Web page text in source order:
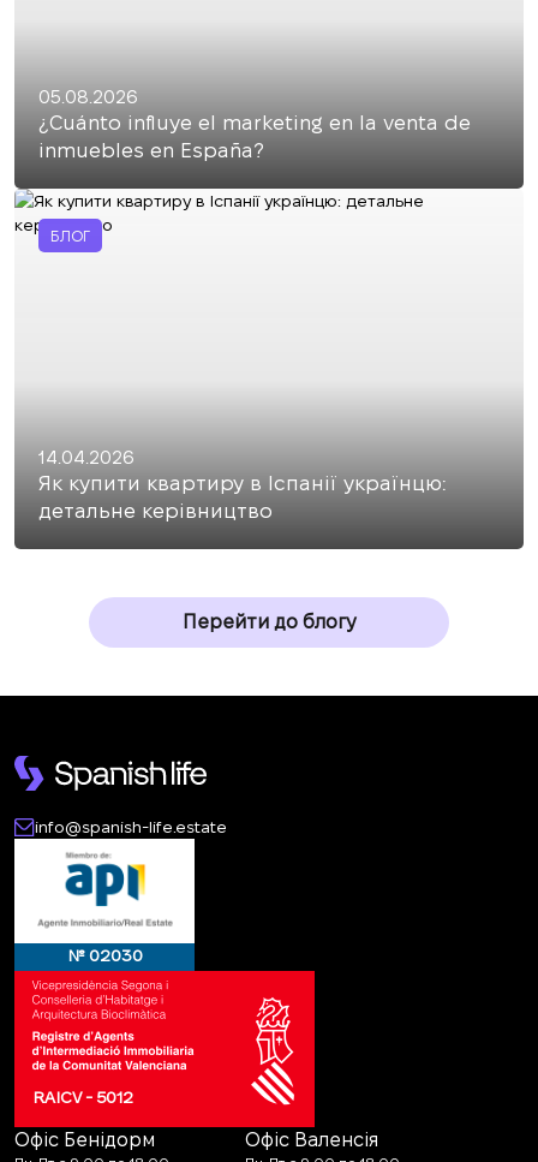
05.08.2026
¿Cuánto influye el marketing en la venta de
inmuebles en España?
БЛОГ
14.04.2026
Як купити квартиру в Іспанії українцю:
детальне керівництво
Перейти до блогу
info@spanish-life.estate
№ 02030
RAICV - 5012
Офіс Бенідорм Офіс Валенсія